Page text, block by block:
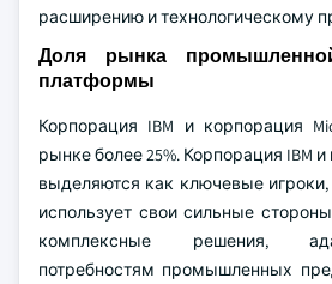
расширению и технологическому
Доля рынка
платформы
Корпорация IBM и корпорация
рынке более 25%. Корпорация IBM
выделяются как ключевые
использует свои сильные
комплексные решения,
потребностям промышленных